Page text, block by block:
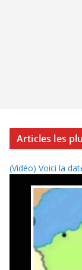
Articles les
(Vidéo) Voici la